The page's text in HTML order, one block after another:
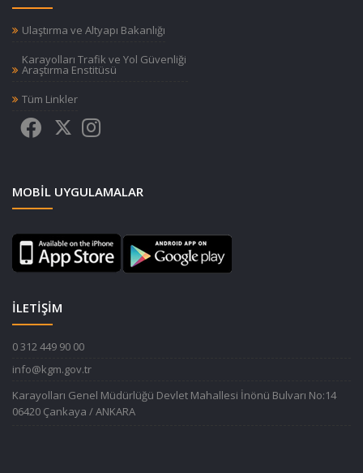
Ulaştırma ve Altyapı Bakanlığı
Karayolları Trafik ve Yol Güvenliği
Araştırma Enstitüsü
Tüm Linkler
MOBIL UYGULAMALAR
İLETİŞİM
0 312 449 90 00
info@kgm.gov.tr
Karayolları Genel Müdürlüğü Devlet Mahallesi İnönü Bulvarı No:14
06420 Çankaya / ANKARA